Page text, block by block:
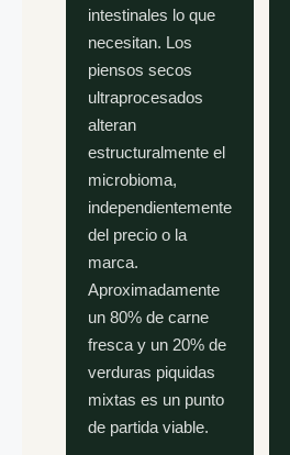
intestinales lo que
necesitan. Los
piensos secos
ultraprocesados
alteran
estructuralmente el
microbioma,
independientemente
del precio o la
marca.
Aproximadamente
un 80% de carne
fresca y un 20% de
verduras piquidas
mixtas es un punto
de partida viable.